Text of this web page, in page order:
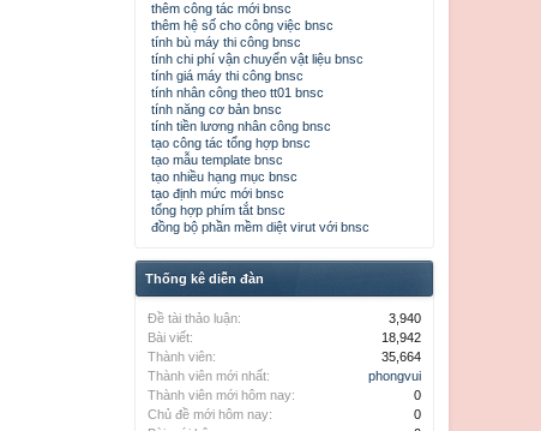
thêm công tác mới bnsc
thêm hệ số cho công việc bnsc
tính bù máy thi công bnsc
tính chi phí vận chuyển vật liệu bnsc
tính giá máy thi công bnsc
tính nhân công theo tt01 bnsc
tính năng cơ bản bnsc
tính tiền lương nhân công bnsc
tạo công tác tổng hợp bnsc
tạo mẫu template bnsc
tạo nhiều hạng mục bnsc
tạo định mức mới bnsc
tổng hợp phím tắt bnsc
đồng bộ phần mềm diệt virut với bnsc
Thống kê diễn đàn
Đề tài thảo luận:
3,940
Bài viết:
18,942
Thành viên:
35,664
Thành viên mới nhất:
phongvui
Thành viên mới hôm nay:
0
Chủ đề mới hôm nay:
0